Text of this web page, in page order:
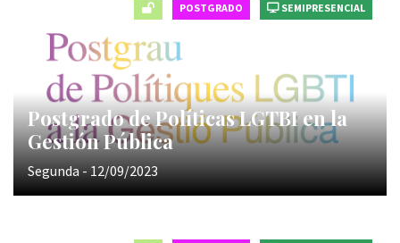
POSTGRADO SEMIPRESENCIAL
Postgrado de Políticas LGTBI en la
Gestión Pública
Segunda - 12/09/2023